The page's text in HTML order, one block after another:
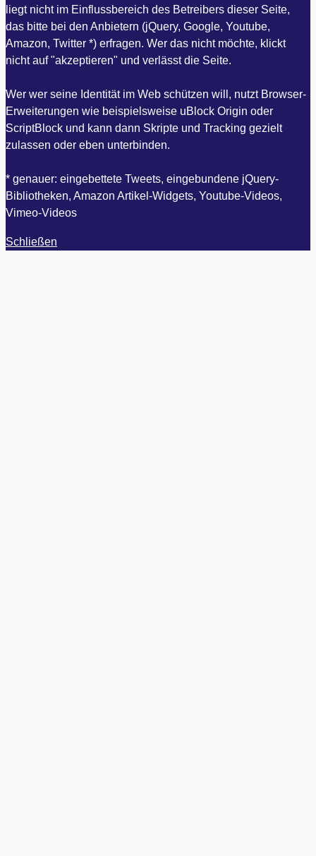
liegt nicht im Einflussbereich des Betreibers dieser Seite,
das bitte bei den Anbietern (jQuery, Google, Youtube,
Amazon, Twitter *) erfragen. Wer das nicht möchte, klickt
nicht auf "akzeptieren" und verlässt die Seite.
Wer wer seine Identität im Web schützen will, nutzt Browser-
Erweiterungen wie beispielsweise uBlock Origin oder
ScriptBlock und kann dann Skripte und Tracking gezielt
zulassen oder eben unterbinden.
* genauer: eingebettete Tweets, eingebundene jQuery-
Bibliotheken, Amazon Artikel-Widgets, Youtube-Videos,
Vimeo-Videos
Schließen